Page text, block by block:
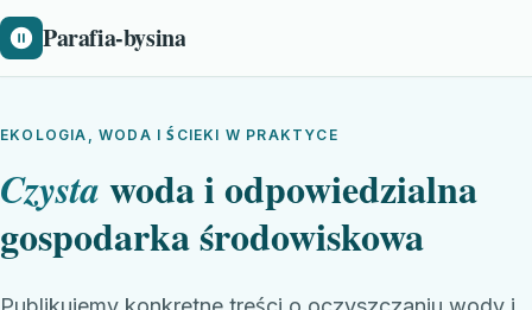
Parafia-bysina
EKOLOGIA, WODA I ŚCIEKI W PRAKTYCE
Czysta woda i odpowiedzialna
gospodarka środowiskowa